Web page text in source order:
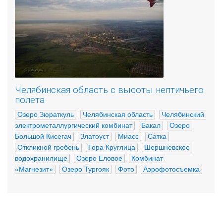
Челябинская область с высоты нептичьего
полета
Озеро Зюраткуль Челябинская область
Челябинский
электрометаллургический комбинат
Бакал
Озеро
Большой Кисегач
Златоуст Миасс
Сатка
Откликной гребень
Гора Круглица
Шершневское
водохранилище
Озеро Еловое
Комбинат
«Магнезит»
Озеро Тургояк Фото Аэрофотосъемка